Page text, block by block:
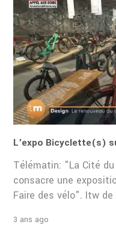
L’expo Bicyclette(s)
Télématin: "La Cité
consacre une
Faire des vélo". Itw
3 ans ago